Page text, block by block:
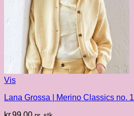
Vis
Lana Grossa | Merino Classics no. 1